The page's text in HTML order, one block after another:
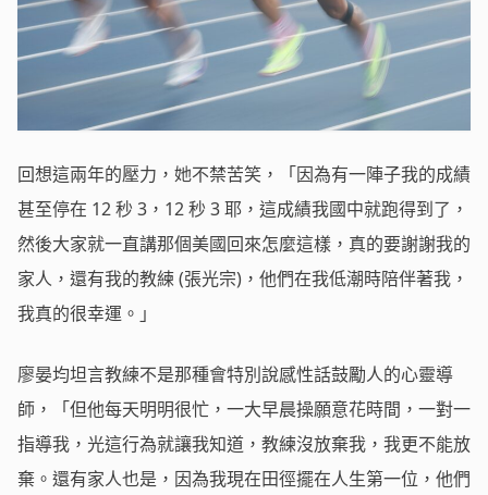
回想這兩年的壓力，她不禁苦笑，「因為有一陣子我的成績
甚至停在 12秒 3 ， 12秒 3耶，這成績我國中就跑得到了，
然後大家就一直講那個美國回來怎麼這樣，真的要謝謝我的
家人，還有我的教練(張光宗) ，他們在我低潮時陪伴著我，
我真的很幸運。」
廖晏均坦言教練不是那種會特別說感性話鼓勵人的心靈導
師，「但他每天明明很忙，一大早晨操願意花時間，一對一
指導我，光這行為就讓我知道，教練沒放棄我，我更不能放
棄。還有家人也是，因為我現在田徑擺在人生第一位，他們